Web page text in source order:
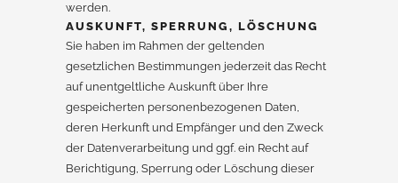
werden.
AUSKUNFT, SPERRUNG, LÖSCHUNG
Sie haben im Rahmen der geltenden
gesetzlichen Bestimmungen jederzeit das Recht
auf unentgeltliche Auskunft über Ihre
gespeicherten personenbezogenen Daten,
deren Herkunft und Empfänger und den Zweck
der Datenverarbeitung und ggf. ein Recht auf
Berichtigung, Sperrung oder Löschung dieser